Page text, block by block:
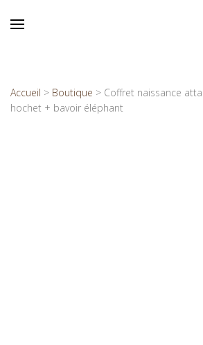
Accueil > Boutique > Coffret naissance
hochet + bavoir éléphant